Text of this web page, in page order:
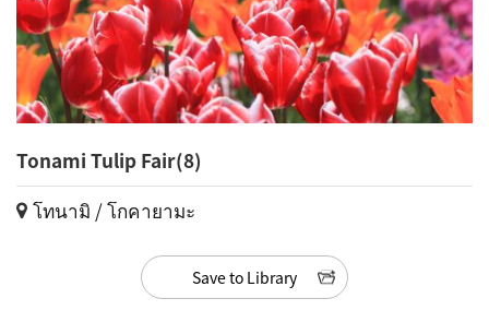
Tonami Tulip Fair(8)
โทนามิ / โกคายามะ
Save to Library